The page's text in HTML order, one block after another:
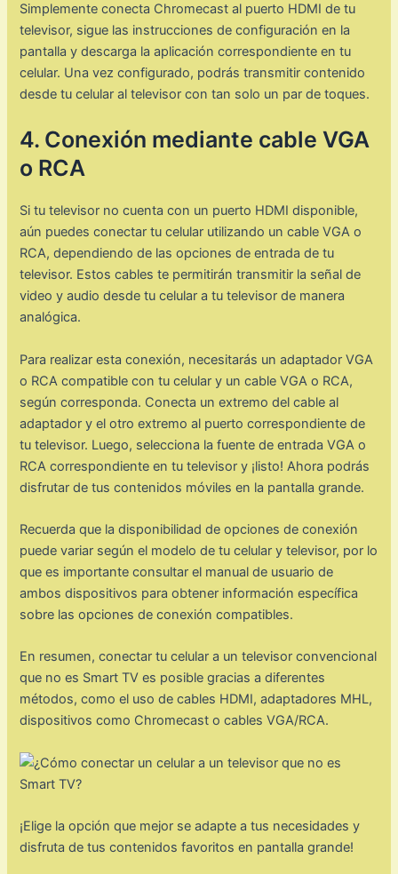
Simplemente conecta Chromecast al puerto HDMI de tu
televisor, sigue las instrucciones de configuración en la
pantalla y descarga la aplicación correspondiente en tu
celular. Una vez configurado, podrás transmitir contenido
desde tu celular al televisor con tan solo un par de toques.
4. Conexión mediante cable VGA
o RCA
Si tu televisor no cuenta con un puerto HDMI disponible,
aún puedes conectar tu celular utilizando un cable VGA o
RCA, dependiendo de las opciones de entrada de tu
televisor. Estos cables te permitirán transmitir la señal de
video y audio desde tu celular a tu televisor de manera
analógica.
Para realizar esta conexión, necesitarás un adaptador VGA
o RCA compatible con tu celular y un cable VGA o RCA,
según corresponda. Conecta un extremo del cable al
adaptador y el otro extremo al puerto correspondiente de
tu televisor. Luego, selecciona la fuente de entrada VGA o
RCA correspondiente en tu televisor y ¡listo! Ahora podrás
disfrutar de tus contenidos móviles en la pantalla grande.
Recuerda que la disponibilidad de opciones de conexión
puede variar según el modelo de tu celular y televisor, por lo
que es importante consultar el manual de usuario de
ambos dispositivos para obtener información específica
sobre las opciones de conexión compatibles.
En resumen, conectar tu celular a un televisor convencional
que no es Smart TV es posible gracias a diferentes
métodos, como el uso de cables HDMI, adaptadores MHL,
dispositivos como Chromecast o cables VGA/RCA.
¡Elige la opción que mejor se adapte a tus necesidades y
disfruta de tus contenidos favoritos en pantalla grande!